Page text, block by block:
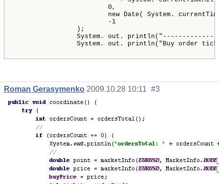
0 ,
new Date ( System .
- 1
) ;
System . out . println (
System . out . println ( "Buy order
Roman Gerasymenko 2009.10.28 10:11 #3